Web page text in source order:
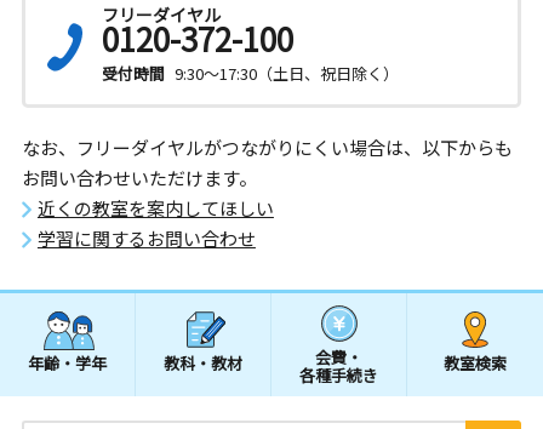
フリーダイヤル
0120-372-100
受付時間 9:30～17:30（土日、祝日除く）
なお、フリーダイヤルがつながりにくい場合は、以下からも
お問い合わせいただけます。
近くの教室を案内してほしい
学習に関するお問い合わせ
年齢・学年 教科・教材 会費・
各種手続き
教室検索